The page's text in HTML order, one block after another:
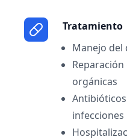
Tratamiento
Manejo del
orgánicas
infecciones